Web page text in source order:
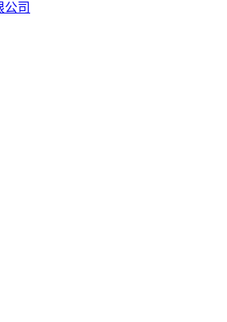
公司